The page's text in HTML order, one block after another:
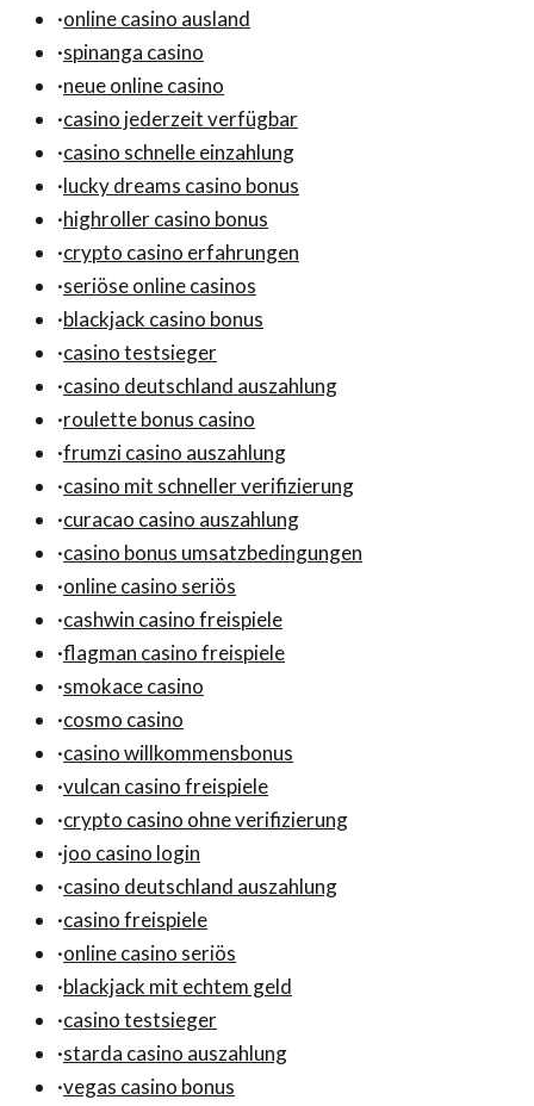
·online casino ausland
·spinanga casino
·neue online casino
·casino jederzeit verfügbar
·casino schnelle einzahlung
·lucky dreams casino bonus
·highroller casino bonus
·crypto casino erfahrungen
·seriöse online casinos
·blackjack casino bonus
·casino testsieger
·casino deutschland auszahlung
·roulette bonus casino
·frumzi casino auszahlung
·casino mit schneller verifizierung
·curacao casino auszahlung
·casino bonus umsatzbedingungen
·online casino seriös
·cashwin casino freispiele
·flagman casino freispiele
·smokace casino
·cosmo casino
·casino willkommensbonus
·vulcan casino freispiele
·crypto casino ohne verifizierung
·joo casino login
·casino deutschland auszahlung
·casino freispiele
·online casino seriös
·blackjack mit echtem geld
·casino testsieger
·starda casino auszahlung
·vegas casino bonus